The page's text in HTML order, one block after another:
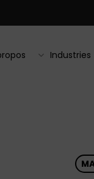
Industries